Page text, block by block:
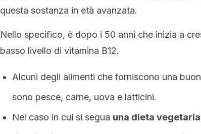
questa sostanza in età avanzata.
Nello specifico, è dopo i 50 anni che inizia a
basso livello di vitamina B12.
Alcuni degli alimenti che forniscono una
sono pesce, carne, uova e latticini.
Nel caso in cui si segua una dieta